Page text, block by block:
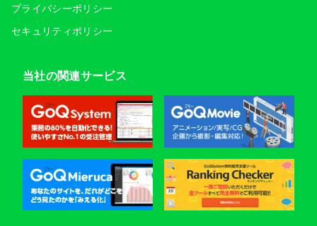
プライバシーポリシー
セキュリティポリシー
当社の関連サービス